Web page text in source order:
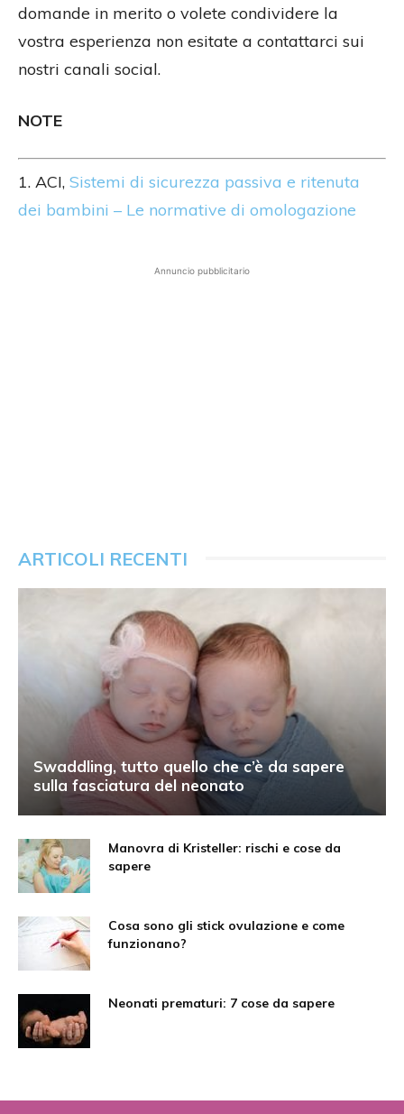
domande in merito o volete condividere la
vostra esperienza non esitate a contattarci sui
nostri canali social.
NOTE
1. ACI, Sistemi di sicurezza passiva e ritenuta
dei bambini – Le normative di omologazione
Annuncio pubblicitario
ARTICOLI RECENTI
Swaddling, tutto quello che c’è da sapere
sulla fasciatura del neonato
Manovra di Kristeller: rischi e cose da
sapere
Cosa sono gli stick ovulazione e come
funzionano?
Neonati prematuri: 7 cose da sapere